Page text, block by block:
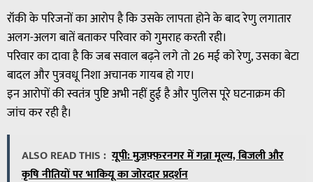
रॉकी के परिजनों का आरोप है कि उसके लापता होने के बाद रेणु लगातार
अलग-अलग बातें बताकर परिवार को गुमराह करती रही।
परिवार का दावा है कि जब सवाल बढ़ने लगे तो 26 मई को रेणु, उसका बेटा
बादल और पुत्रवधू निशा अचानक गायब हो गए।
इन आरोपों की स्वतंत्र पुष्टि अभी नहीं हुई है और पुलिस पूरे घटनाक्रम की
जांच कर रही है।
ALSO READ THIS : यूपी: मुज़फ़्फ़रनगर में गन्ना मूल्य, बिजली और
कृषि नीतियों पर भाकियू का जोरदार प्रदर्शन